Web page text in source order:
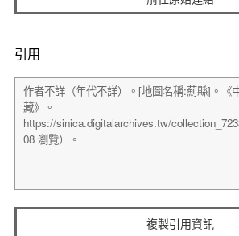
引用
複製引用資訊